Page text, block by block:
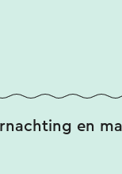
en